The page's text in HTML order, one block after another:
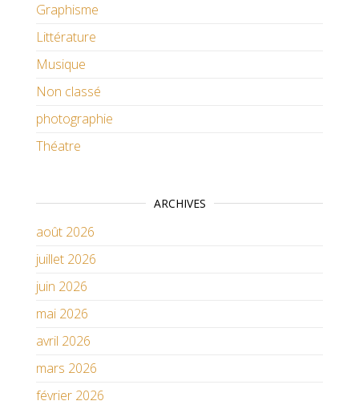
Graphisme
Littérature
Musique
Non classé
photographie
Théatre
ARCHIVES
août 2026
juillet 2026
juin 2026
mai 2026
avril 2026
mars 2026
février 2026